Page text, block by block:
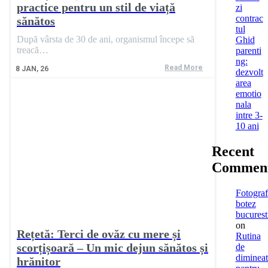
practice pentru un stil de viață
sănătos
8 JAN, 26
După vârsta de 30 de ani, organismul începe să
treacă…
Read More
Rețetă: Terci de ovăz cu mere și
scorțișoară – Un mic dejun sănătos și
hrănitor
zi
contrac
tul
Ghid
parenti
ng:
dezvolt
area
emotio
nala
intre 3-
10 ani
Recent
Fotograf
botez
on
Rutina
de